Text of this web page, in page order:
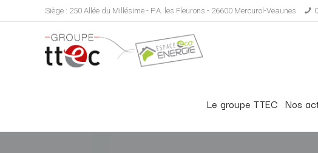
Siège : 250 Allée du Millésime - P.A. les Fleurons - 26600 Mercurol-Veaunes
Le groupe TTEC Nos